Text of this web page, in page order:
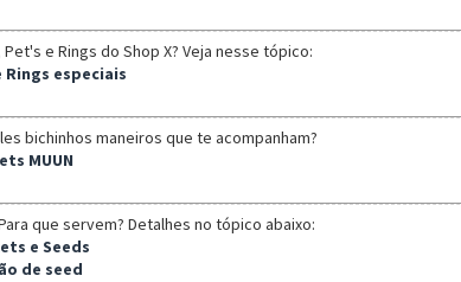
e Rings do Shop X? Veja nesse tópico:
especiais
bichinhos maneiros que te acompanham?
MUUN
que servem? Detalhes no tópico abaixo:
e Seeds
de seed